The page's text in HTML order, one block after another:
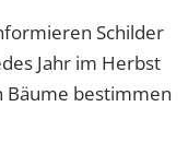
Schilder
Jahr im Herbst
Bäume bestimmen